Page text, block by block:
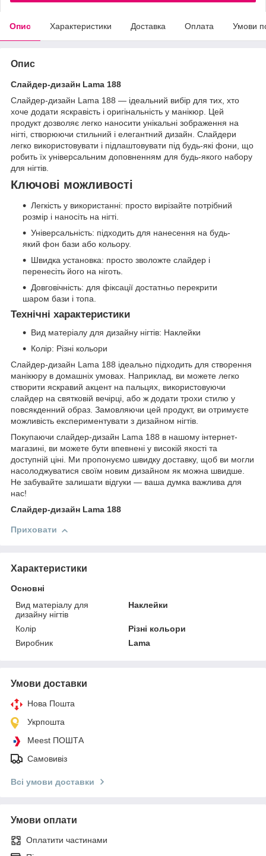
Опис Характеристики Доставка Оплата Умови
Опис
Слайдер-дизайн Lama 188
Слайдер-дизайн Lama 188 — ідеальний вибір для тих, хто
хоче додати яскравість і оригінальність у манікюр. Цей
продукт дозволяє легко наносити унікальні зображення на
нігті, створюючи стильний і елегантний дизайн. Слайдери
легко використовувати і підлаштовувати під будь-які фони, що
робить їх універсальним доповненням для будь-якого набору
для нігтів.
Ключові можливості
Легкість у використанні: просто вирізайте потрібний
розмір і наносіть на нігті.
Універсальність: підходить для нанесення на будь-
який фон бази або кольору.
Швидка установка: просто зволожте слайдер і
перенесіть його на ніготь.
Довговічність: для фіксації достатньо перекрити
шаром бази і топа.
Технічні характеристики
Вид матеріалу для дизайну нігтів: Наклейки
Колір: Різні кольори
Слайдер-дизайн Lama 188 ідеально підходить для створення
манікюру в домашніх умовах. Наприклад, ви можете легко
створити яскравий акцент на пальцях, використовуючи
слайдер на святковій вечірці, або ж додати трохи стилю у
повсякденний образ. Замовляючи цей продукт, ви отримуєте
можливість експериментувати з дизайном нігтів.
Покупаючи слайдер-дизайн Lama 188 в нашому інтернет-
магазині, ви можете бути впевнені у високій якості та
доступній ціні. Ми пропонуємо швидку доставку, щоб ви могли
насолоджуватися своїм новим дизайном як можна швидше.
Не забувайте залишати відгуки — ваша думка важлива для
нас!
Слайдер-дизайн Lama 188
Приховати
Характеристики
Основні
Вид матеріалу для
дизайну нігтів
Наклейки
Колір
Різні кольори
Виробник
Lama
Умови доставки
Нова Пошта
Укрпошта
Meest ПОШТА
Самовивіз
Всі умови доставки
Умови оплати
Оплатити частинами